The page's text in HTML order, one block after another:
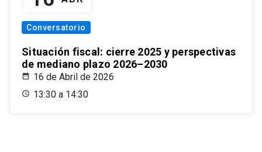
Conversatorio
Situación fiscal: cierre 2025 y perspectivas
de mediano plazo 2026–2030
16 de Abril de 2026
13:30 a 14:30